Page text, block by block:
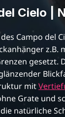
Cielo |
Campo del
gesetzt.
mit
Grate und
natürliche